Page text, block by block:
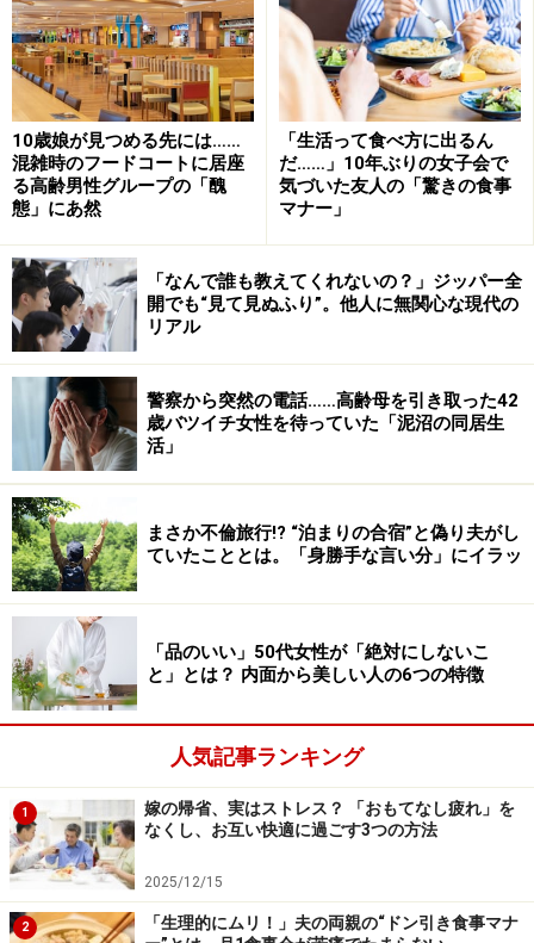
「わかります。うちもそうなんですよ」
そう言うのはコズエさん（40歳）だ。彼女には後期高齢
者となった父、70代に入ったばかりの母がいる。
「自宅から1時間ほどのところに両親が住んでいるんで
すが、私も仕事と家庭があるので、なかなか実家に立ち
寄れなくて」
だが先日、母が友だちと旅行することになり、父がひと
りでどうしているか心配になって、平日、午後休をとっ
て実家に行ってみた。
「そうしたら父が居間でぼーっとしているわけです。何
をするでもなく。ごはんはどうしているのと聞くと、夕
方、コンビニに行っておかずを買うと。冷凍庫をあけた
ら母が惣菜などをパックに入れて置いていってる。でも
解凍するのが面倒だと。そのままレンジで解凍できるの
に……」
ずっと家にいるのかと尋ねると、ときどき散歩に出ると
父は答えた。散歩ルートにはやはりチェーンのカフェが
入っており、そこで一休みするのだそう。
「思わず、お父さん、何か趣味でも作ったら？ と言って
しまいました。地域のサークルとか、それほどお金をか
けなくてもできることがある。うちの母はもともと社交
的で、長く仕事もしていたから友人が多いんです。でも
10歳娘が見つめる先には……
混雑時のフードコートに居座
る高齢男性グループの「醜
態」にあ然
「生活って食べ方に出るん
だ……」10年ぶりの女子会で
気づいた友人の「驚きの食事
マナー」
「なんで誰も教えてくれないの？」ジッパー全
開でも“見て見ぬふり”。他人に無関心な現代の
リアル
警察から突然の電話……高齢母を引き取った42
歳バツイチ女性を待っていた「泥沼の同居生
活」
まさか不倫旅行!? “泊まりの合宿”と偽り夫がし
ていたこととは。「身勝手な言い分」にイラッ
「品のいい」50代女性が「絶対にしないこ
と」とは？ 内面から美しい人の6つの特徴
人気記事ランキング
1
嫁の帰省、実はストレス？ 「おもてなし疲れ」を
なくし、お互い快適に過ごす3つの方法
2025/12/15
2
「生理的にムリ！」夫の両親の“ドン引き食事マナ